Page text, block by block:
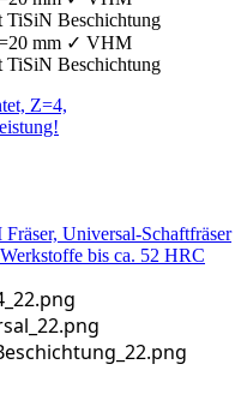
Universal-Schaftfräser
bis ca. 52 HRC